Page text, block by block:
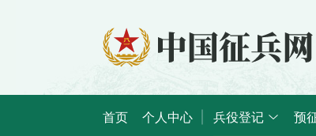
首页 个人中心 兵役登记 预